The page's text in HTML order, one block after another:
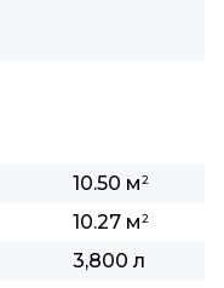
10.50 м2
10.27 м2
3,800 л